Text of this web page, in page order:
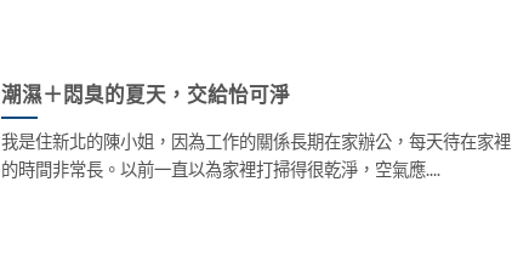
潮濕＋悶臭的夏天，交給怡可淨
我是住新北的陳小姐，因為工作的關係長期在家辦公，每天待在家裡
的時間非常長。以前一直以為家裡打掃得很乾淨，空氣應....